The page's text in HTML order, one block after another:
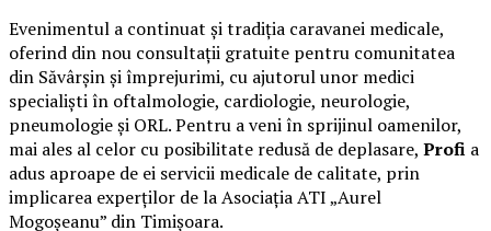
Evenimentul a continuat și tradiția caravanei medicale,
oferind din nou consultații gratuite pentru comunitatea
din Săvârșin și împrejurimi, cu ajutorul unor medici
specialiști în oftalmologie, cardiologie, neurologie,
pneumologie și ORL. Pentru a veni în sprijinul oamenilor,
mai ales al celor cu posibilitate redusă de deplasare, Profi a
adus aproape de ei servicii medicale de calitate, prin
implicarea experților de la Asociația ATI „Aurel
Mogoșeanu” din Timișoara.